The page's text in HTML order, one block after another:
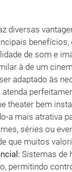
diversas
benefícios,
de som e
à de um
adaptado às
theater bem
a mais atrativa
séries ou
que muitos
Sistemas de
permitindo